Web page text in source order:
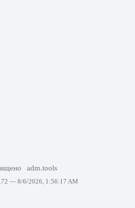
adm.tools
— 8/6/2026, 1:56:17 AM